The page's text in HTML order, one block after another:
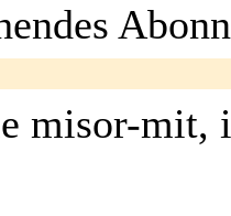
misor-mit,